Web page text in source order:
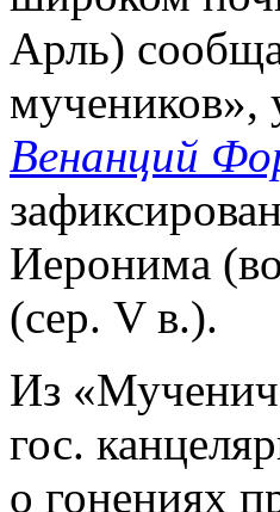
Арль)
мучеников»,
Венанций
Иеронима
(сер. V в.).
Из
гос.
о гонениях